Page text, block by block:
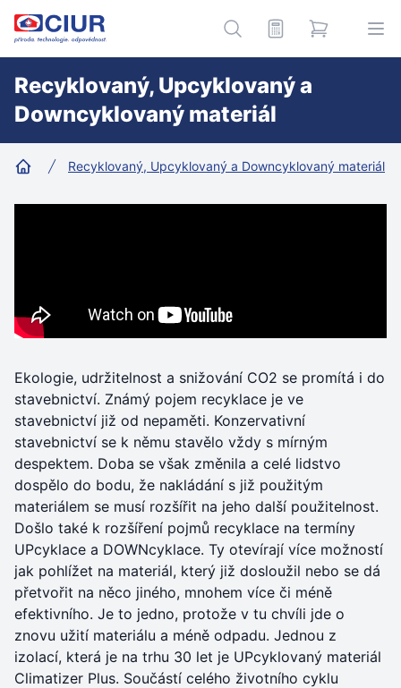
CIUR a.s.
Hledání
Kalkulacee-shop
Recyklovaný, Upcyklovaný a
Downcyklovaný materiál
Recyklovaný, Upcyklovaný a Downcyklovaný materiál
Ekologie, udržitelnost a snižování CO2 se promítá i do
stavebnictví. Známý pojem recyklace je ve
stavebnictví již od nepaměti. Konzervativní
stavebnictví se k němu stavělo vždy s mírným
despektem. Doba se však změnila a celé lidstvo
dospělo do bodu, že nakládání s již použitým
materiálem se musí rozšířit na jeho další použitelnost.
Došlo také k rozšíření pojmů recyklace na termíny
UPcyklace a DOWNcyklace. Ty otevírají více možností
jak pohlížet na materiál, který již dosloužil nebo se dá
přetvořit na něco jiného, mnohem více či méně
efektivního. Je to jedno, protože v tu chvíli jde o
znovu užití materiálu a méně odpadu. Jednou z
izolací, která je na trhu 30 let je UPcyklovaný materiál
Climatizer Plus. Součástí celého životního cyklu